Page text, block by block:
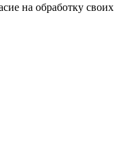
на обработку своих